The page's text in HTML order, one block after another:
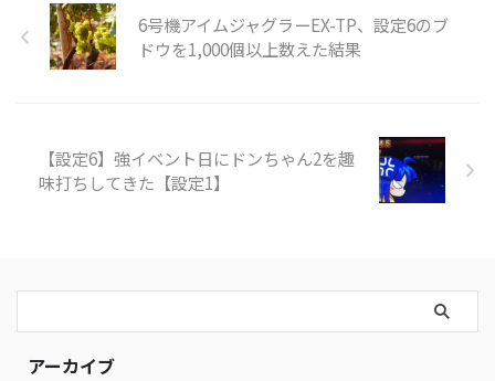
6号機アイムジャグラーEX-TP、設定6のブ
ドウを1,000個以上数えた結果
【設定6】強イベント日にドンちゃん2を趣
味打ちしてきた【設定1】
アーカイブ